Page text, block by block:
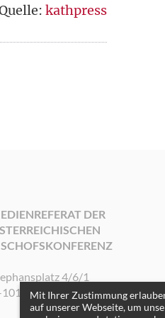
kathpress
DER
4/6/1
Wien
Mit Ihrer Zustimmung
auf unserer Webseite, um